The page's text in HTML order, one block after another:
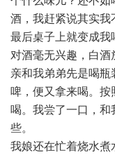
酒，我赶紧说其实我
最后桌子上就变成我
对酒毫无兴趣，白
亲和我弟弟先是喝
啤，便又拿来喝。
喝。我尝了一口，
些。
我娘还在忙着烧水煮